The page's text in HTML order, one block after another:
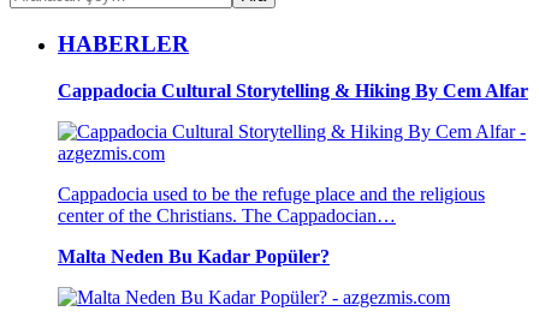
HABERLER
Cappadocia Cultural Storytelling & Hiking By Cem Alfar
Cappadocia used to be the refuge place and the religious
center of the Christians. The Cappadocian…
Malta Neden Bu Kadar Popüler?